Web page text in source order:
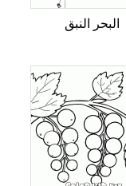
البحر النبق